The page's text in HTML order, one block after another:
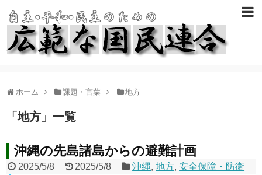
ホーム 課題・言葉 地方
「地方 」 一覧
沖縄の先島諸島からの避難計画
2025/5/8 2025/5/8 沖縄,地方,安全保障・防衛